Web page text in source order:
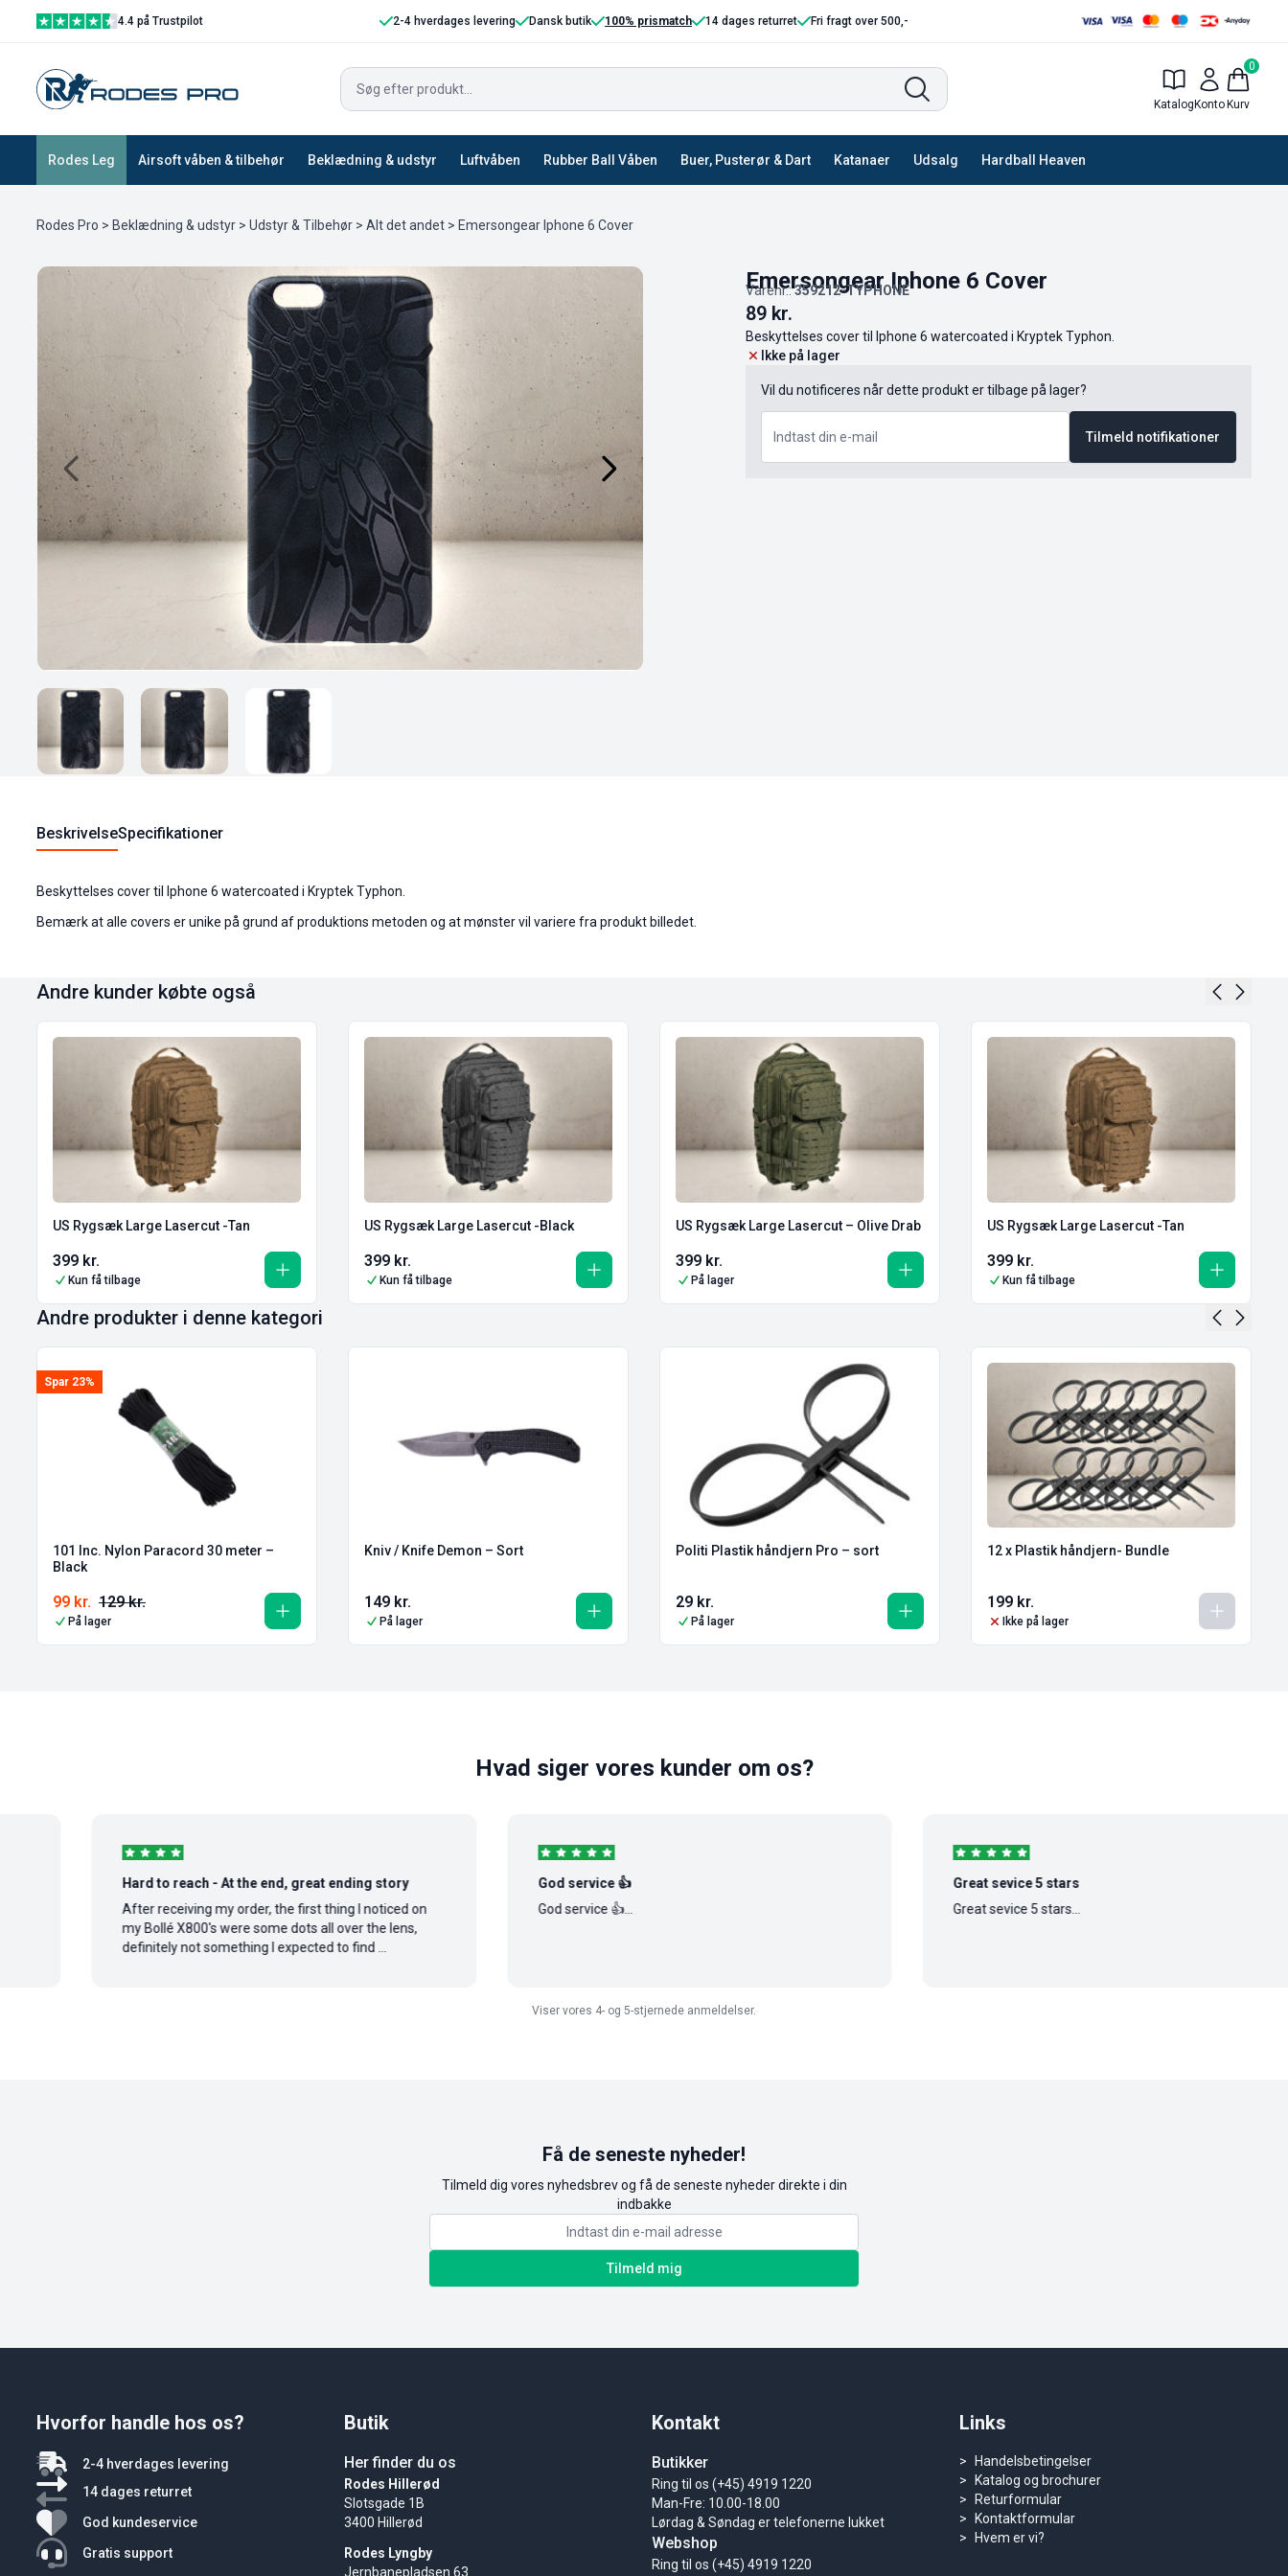
4.4 på Trustpilot 2-4 hverdages levering Dansk butik 100% prismatch 14 dages returret Fri fragt over 500,-
Katalog Konto
0
Kurv
Rodes Leg Airsoft våben & tilbehør Beklædning & udstyr Luftvåben Rubber Ball Våben Buer, Pusterør & Dart Katanaer Udsalg Hardball Heaven
Rodes Pro > Beklædning & udstyr > Udstyr & Tilbehør > Alt det andet > Emersongear Iphone 6 Cover
Emersongear Iphone 6 Cover
Varenr.:359212-TYPHONE
89 kr.
Beskyttelses cover til Iphone 6 watercoated i Kryptek Typhon.
Ikke på lager
Vil du notificeres når dette produkt er tilbage på lager?
Tilmeld notifikationer
BeskrivelseSpecifikationer
Beskyttelses cover til Iphone 6 watercoated i Kryptek Typhon.
Bemærk at alle covers er unike på grund af produktions metoden og at mønster vil variere fra produkt billedet.
Andre kunder købte også
US Rygsæk Large Lasercut -Tan
399 kr.
Kun få tilbage
US Rygsæk Large Lasercut -Black
399 kr.
Kun få tilbage
US Rygsæk Large Lasercut – Olive Drab
399 kr.
På lager
US Rygsæk Large Lasercut -Tan
399 kr.
Kun få tilbage
Andre produkter i denne kategori
Spar 23%
101 Inc. Nylon Paracord 30 meter –
Black
129kr.
99 kr.
På lager
Kniv / Knife Demon – Sort
149 kr.
På lager
Politi Plastik håndjern Pro – sort
29 kr.
På lager
12 x Plastik håndjern- Bundle
199 kr.
Ikke på lager
Hvad siger vores kunder om os?
Hard to reach - At the end, great ending story
After receiving my order, the first thing I noticed on
my Bollé X800's were some dots all over the lens,
definitely not something I expected to find ...
God service 👍
God service 👍...
Great sevice 5 stars
Great sevice 5 stars...
Viser vores 4- og 5-stjernede anmeldelser.
Få de seneste nyheder!
Tilmeld dig vores nyhedsbrev og få de seneste nyheder direkte i din
indbakke
Tilmeld mig
Butik
Her finder du os
Rodes Hillerød
Slotsgade 1B
3400 Hillerød
Rodes Lyngby
Jernbanepladsen 63
Kontakt
Butikker
Ring til os (+45) 4919 1220
Man-Fre: 10.00-18.00
Lørdag & Søndag er telefonerne lukket
Webshop
Ring til os (+45) 4919 1220
Links
Handelsbetingelser
Katalog og brochurer
Returformular
Kontaktformular
Hvem er vi?
Hvorfor handle hos os?
2-4 hverdages levering
14 dages returret
God kundeservice
Gratis support